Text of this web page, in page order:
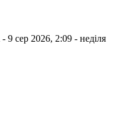
- 9 сер 2026, 2:09 - неділя